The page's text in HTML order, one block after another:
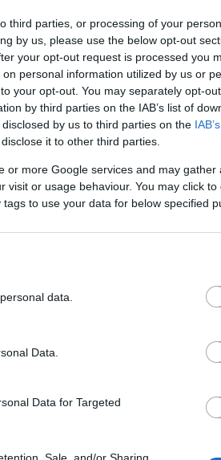
third parties, or processing of your
by us, please use the below opt-out
your opt-out request is processed you
personal information utilized by us or
your opt-out. You may separately opt-
by third parties on the IAB’s list of
by us to third parties on the
it to other third parties.
or more Google services and may gather
visit or usage behaviour. You may click to
to use your data for below specified
data.
Data.
Data for Targeted
Sale, and/or Sharing
παιδείας κ. Ν.
ΔΙΠΑΕότι «….Έως σήμερα δεν
Πολιτικών Μηχανικών και
Σχολή του Ιδρύματος
ερωτήσεις:
δεν πληρούνται ; (δεν